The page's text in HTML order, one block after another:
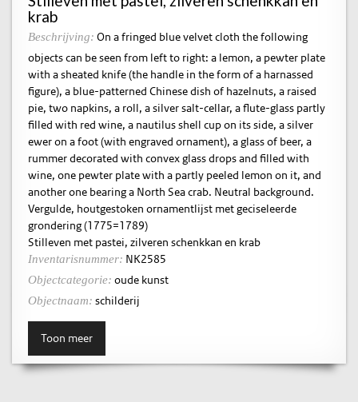
krab
Beschrijving: On a fringed blue velvet cloth the following
objects can be seen from left to right: a lemon, a pewter plate
with a sheated knife (the handle in the form of a harnassed
figure), a blue-patterned Chinese dish of hazelnuts, a raised
pie, two napkins, a roll, a silver salt-cellar, a flute-glass partly
filled with red wine, a nautilus shell cup on its side, a silver
ewer on a foot (with engraved ornament), a glass of beer, a
rummer decorated with convex glass drops and filled with
wine, one pewter plate with a partly peeled lemon on it, and
another one bearing a North Sea crab. Neutral background.
Vergulde, houtgestoken ornamentlijst met geciseleerde
grondering (1775=1789)
Stilleven met pastei, zilveren schenkkan en krab
Inventarisnummer: NK2585
Objectcategorie: oude kunst
Objectnaam: schilderij
Toon meer